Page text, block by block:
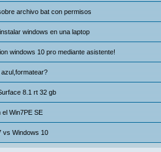
archivo bat con permisos
windows en una laptop
windows 10 pro mediante asistente!
8.1 rt 32 gb
Win7PE SE
vs Windows 10